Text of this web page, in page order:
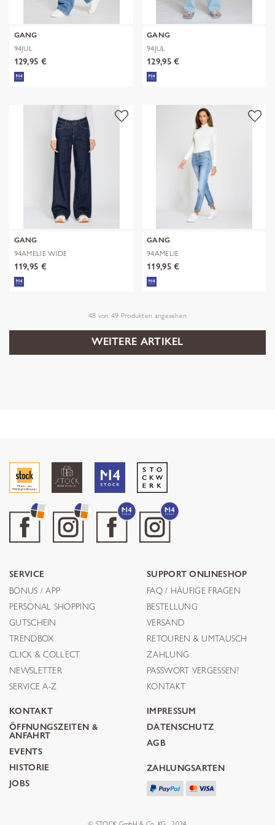
GANG
94JUL
129,95 €
GANG
94JUL
129,95 €
GANG
94AMELIE WIDE
119,95 €
GANG
94AMELIE
119,95 €
48 von 49 Produkten angesehen
WEITERE ARTIKEL
SERVICE
BONUS / APP
PERSONAL SHOPPING
GUTSCHEIN
TRENDBOX
CLICK & COLLECT
NEWSLETTER
SERVICE A-Z
SUPPORT ONLINESHOP
FAQ / HÄUFIGE FRAGEN
BESTELLUNG
VERSAND
RETOUREN & UMTAUSCH
ZAHLUNG
PASSWORT VERGESSEN?
KONTAKT
KONTAKT
ÖFFNUNGSZEITEN &
ANFAHRT
EVENTS
HISTORIE
JOBS
IMPRESSUM
DATENSCHUTZ
AGB
ZAHLUNGSARTEN